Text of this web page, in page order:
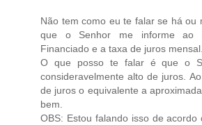
Não tem como eu te falar se há ou
que o Senhor me informe ao
Financiado e a taxa de juros mensal.
O que posso te falar é que o
consideravelmente alto de juros.
de juros o equivalente a
bem.
OBS: Estou falando isso de